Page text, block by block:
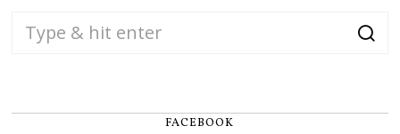
FACEBOOK